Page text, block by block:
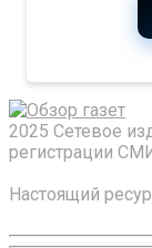
2025 Сетевое
регистрации
Настоящий